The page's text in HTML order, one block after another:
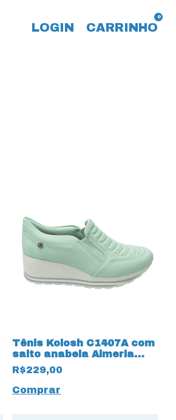
LOGIN CARRINHO
0
Tênis Kolosh C1407A com
salto anabela Almeria
Green 14158 Verde Claro
R$229,00
Comprar